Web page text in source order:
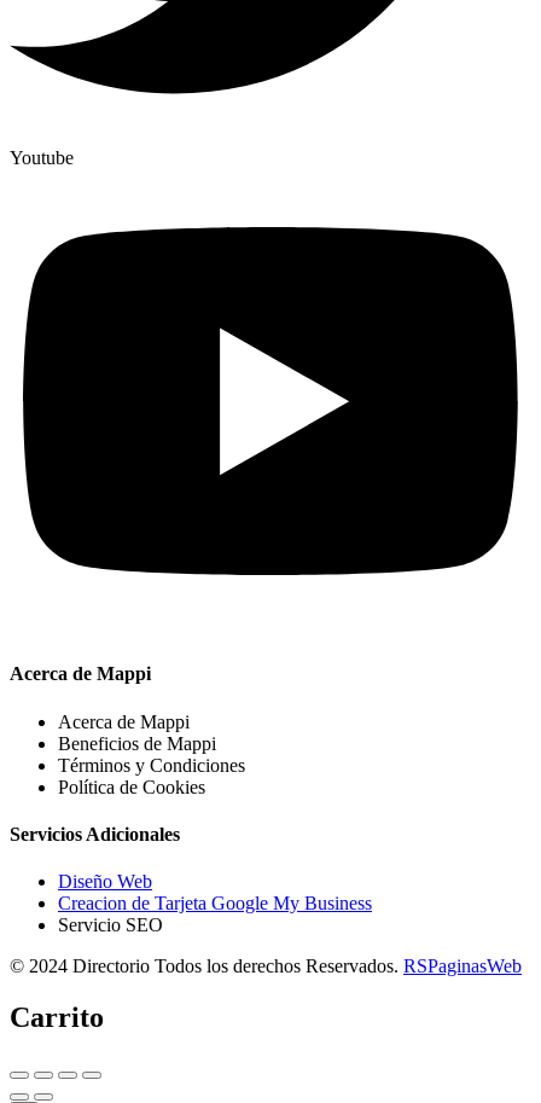
Youtube
Acerca de Mappi
Acerca de Mappi
Beneficios de Mappi
Términos y Condiciones
Política de Cookies
Servicios Adicionales
Diseño Web
Creacion de Tarjeta Google My Business
Servicio SEO
© 2024 Directorio Todos los derechos Reservados. RSPaginasWeb
Carrito